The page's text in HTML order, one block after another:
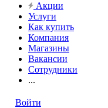
Акции
Услуги
Как купить
Компания
Магазины
Вакансии
Сотрудники
...
Войти